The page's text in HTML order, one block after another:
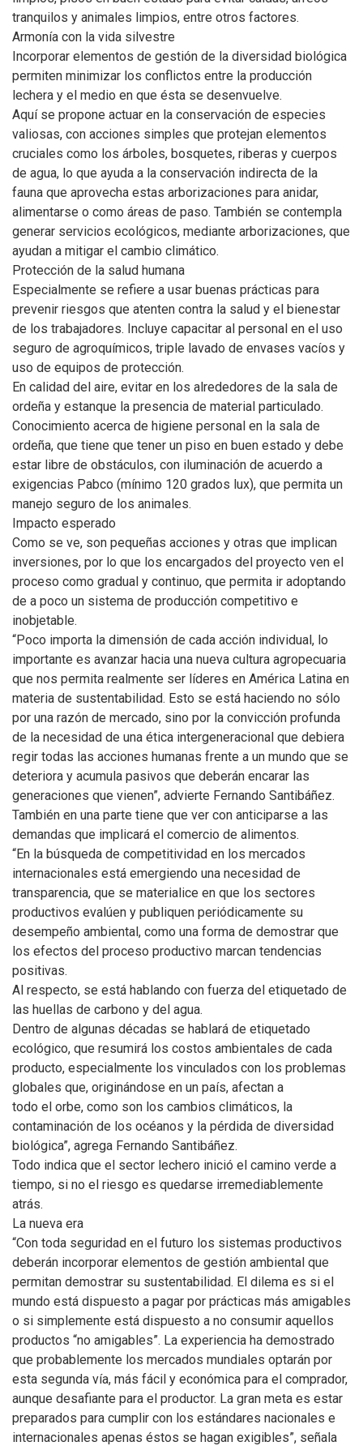
tranquilos y animales limpios, entre otros factores.
Armonía con la vida silvestre
Incorporar elementos de gestión de la diversidad biológica
permiten minimizar los conflictos entre la producción
lechera y el medio en que ésta se desenvuelve.
Aquí se propone actuar en la conservación de especies
valiosas, con acciones simples que protejan elementos
cruciales como los árboles, bosquetes, riberas y cuerpos
de agua, lo que ayuda a la conservación indirecta de la
fauna que aprovecha estas arborizaciones para anidar,
alimentarse o como áreas de paso. También se contempla
generar servicios ecológicos, mediante arborizaciones, que
ayudan a mitigar el cambio climático.
Protección de la salud humana
Especialmente se refiere a usar buenas prácticas para
prevenir riesgos que atenten contra la salud y el bienestar
de los trabajadores. Incluye capacitar al personal en el uso
seguro de agroquímicos, triple lavado de envases vacíos y
uso de equipos de protección.
En calidad del aire, evitar en los alrededores de la sala de
ordeña y estanque la presencia de material particulado.
Conocimiento acerca de higiene personal en la sala de
ordeña, que tiene que tener un piso en buen estado y debe
estar libre de obstáculos, con iluminación de acuerdo a
exigencias Pabco (mínimo 120 grados lux), que permita un
manejo seguro de los animales.
Impacto esperado
Como se ve, son pequeñas acciones y otras que implican
inversiones, por lo que los encargados del proyecto ven el
proceso como gradual y continuo, que permita ir adoptando
de a poco un sistema de producción competitivo e
inobjetable.
“Poco importa la dimensión de cada acción individual, lo
importante es avanzar hacia una nueva cultura agropecuaria
que nos permita realmente ser líderes en América Latina en
materia de sustentabilidad. Esto se está haciendo no sólo
por una razón de mercado, sino por la convicción profunda
de la necesidad de una ética intergeneracional que debiera
regir todas las acciones humanas frente a un mundo que se
deteriora y acumula pasivos que deberán encarar las
generaciones que vienen”, advierte Fernando Santibáñez.
También en una parte tiene que ver con anticiparse a las
demandas que implicará el comercio de alimentos.
“En la búsqueda de competitividad en los mercados
internacionales está emergiendo una necesidad de
transparencia, que se materialice en que los sectores
productivos evalúen y publiquen periódicamente su
desempeño ambiental, como una forma de demostrar que
los efectos del proceso productivo marcan tendencias
positivas.
Al respecto, se está hablando con fuerza del etiquetado de
las huellas de carbono y del agua.
Dentro de algunas décadas se hablará de etiquetado
ecológico, que resumirá los costos ambientales de cada
producto, especialmente los vinculados con los problemas
globales que, originándose en un país, afectan a
todo el orbe, como son los cambios climáticos, la
contaminación de los océanos y la pérdida de diversidad
biológica”, agrega Fernando Santibáñez.
Todo indica que el sector lechero inició el camino verde a
tiempo, si no el riesgo es quedarse irremediablemente
atrás.
La nueva era
“Con toda seguridad en el futuro los sistemas productivos
deberán incorporar elementos de gestión ambiental que
permitan demostrar su sustentabilidad. El dilema es si el
mundo está dispuesto a pagar por prácticas más amigables
o si simplemente está dispuesto a no consumir aquellos
productos “no amigables”. La experiencia ha demostrado
que probablemente los mercados mundiales optarán por
esta segunda vía, más fácil y económica para el comprador,
aunque desafiante para el productor. La gran meta es estar
preparados para cumplir con los estándares nacionales e
internacionales apenas éstos se hagan exigibles”, señala